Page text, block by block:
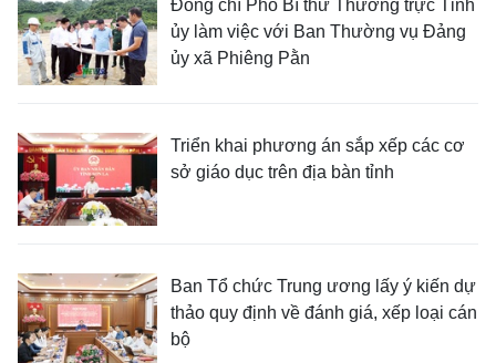
Đồng chí Phó Bí thư Thường trực Tỉnh
ủy làm việc với Ban Thường vụ Đảng
ủy xã Phiêng Pằn
Triển khai phương án sắp xếp các cơ
sở giáo dục trên địa bàn tỉnh
Ban Tổ chức Trung ương lấy ý kiến dự
thảo quy định về đánh giá, xếp loại cán
bộ